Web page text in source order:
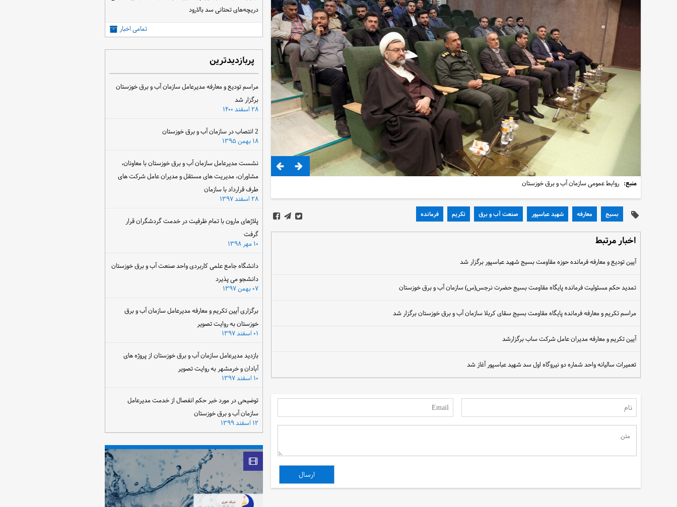
منبع: روابط عمومی سازمان آب و برق خوزستان
بسیج معارفه شهید عباسپور صنعت آب و برق تکریم فرمانده
اخبار مرتبط
آیین تودیع و معارفه فرمانده حوزه مقاومت بسیج شهید عباسپور برگزار شد
تمدید حکم مسئولیت فرمانده پایگاه مقاومت بسیج حضرت نرجس(س) سازمان آب و برق خوزستان
مراسم تکریم و معارفه فرمانده پایگاه مقاومت بسیج سقای کربلا سازمان آب و برق خوزستان برگزار شد
آیین تکریم و معارفه مدیران عامل شرکت ساب برگزارشد
تعمیرات سالیانه واحد شماره دو نیروگاه اول سد شهید عباسپور آغاز شد
دریچه‌های تحتانی سد بالارود
تمامی اخبار
پربازدیدترین
مراسم تودیع و معارفه مدیرعامل سازمان آب و برق خوزستان
برگزار شد
۲۸ اسفند ۱۴۰۰
2 انتصاب در سازمان آب و برق خوزستان
۱۸ بهمن ۱۳۹۵
نشست مدیرعامل سازمان آب و برق خوزستان با معاونان،
مشاوران، مدیریت های مستقل و مدیران عامل شرکت های
طرف قرارداد با سازمان
۲۸ اسفند ۱۳۹۷
پلاژهای مارون با تمام ظرفیت در خدمت گردشگران قرار
گرفت
۱۰ مهر ۱۳۹۸
دانشگاه جامع علمی کاربردی واحد صنعت آب و برق خوزستان
دانشجو می پذیرد
۰۷ بهمن ۱۳۹۷
برگزاری آیین تکریم و معارفه مدیرعامل سازمان آب و برق
خوزستان به روایت تصویر
۰۱ اسفند ۱۳۹۷
بازدید مدیرعامل سازمان آب و برق خوزستان از پروژه های
آبادان و خرمشهر به روایت تصویر
۱۰ اسفند ۱۳۹۷
توضیحی در مورد خبر حکم انفصال از خدمت مدیرعامل
سازمان آب و برق خوزستان
۱۲ اسفند ۱۳۹۹